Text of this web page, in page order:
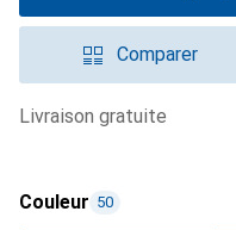
Comparer
livraison gratuite
Couleur 50